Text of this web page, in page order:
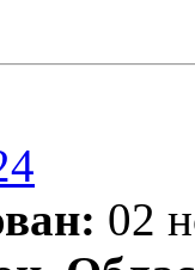
02